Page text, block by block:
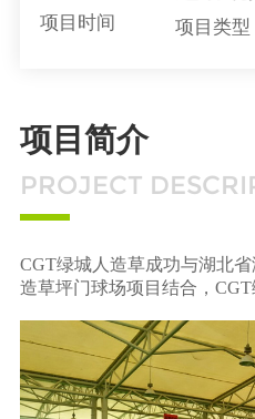
项目时间 项目类型
项目简介
PROJECT
CGT绿城人造草成功与湖北
造草坪门球场项目结合，